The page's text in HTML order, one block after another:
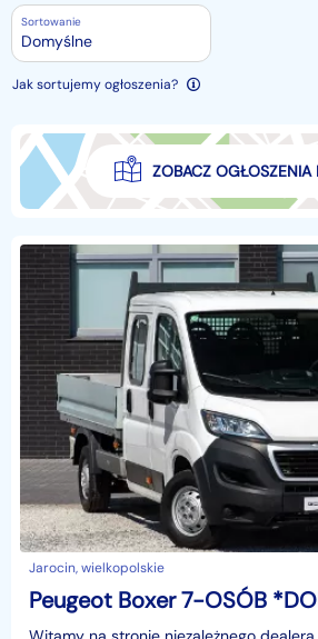
Sortowanie
Domyślne
Jak sortujemy ogłoszenia?
ZOBACZ OGŁOSZENIA
Jarocin, wielkopolskie